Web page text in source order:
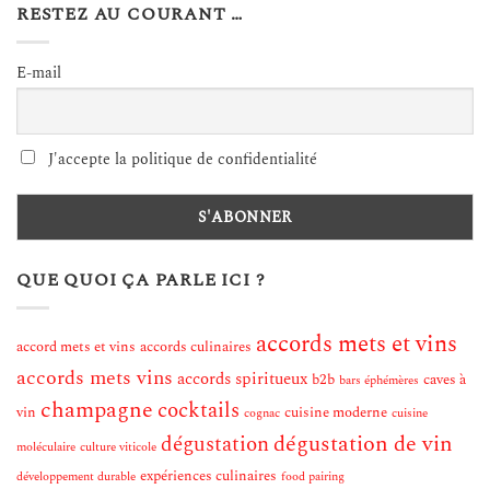
RESTEZ AU COURANT …
E-mail
J'accepte la politique de confidentialité
QUE QUOI ÇA PARLE ICI ?
accord mets et vins accords culinaires accords mets et vins
accords mets vins accords spiritueux b2b bars éphémères caves à
vin champagne cocktails cognac cuisine moderne cuisine
moléculaire culture viticole dégustationdégustation de vin
développement durable expériences culinaires food pairing